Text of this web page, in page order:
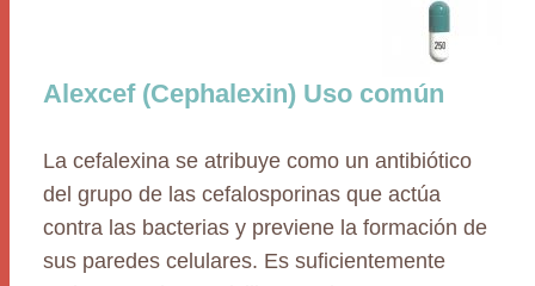
Alexcef (Cephalexin) Uso común
La cefalexina se atribuye como un antibiótico
del grupo de las cefalosporinas que actúa
contra las bacterias y previene la formación de
sus paredes celulares. Es suficientemente